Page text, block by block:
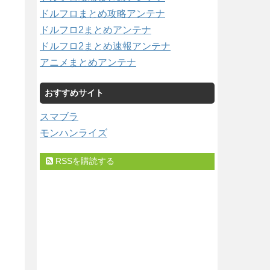
ドルフロまとめ攻略アンテナ
ドルフロ2まとめアンテナ
ドルフロ2まとめ速報アンテナ
アニメまとめアンテナ
おすすめサイト
スマブラ
モンハンライズ
RSSを購読する